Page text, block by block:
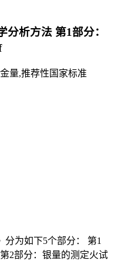
分析方法 第1部分：
分为如下5个部分： 第1
2部分：银量的测定火试